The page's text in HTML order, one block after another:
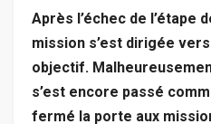
Après l’échec de l’étape
mission s’est dirigée
objectif.
s’est encore passé
fermé la porte aux